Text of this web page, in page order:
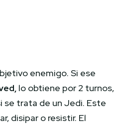
enemigo. Si ese
lo obtiene por 2 turnos,
se trata de un Jedi. Este
disipar o resistir. El